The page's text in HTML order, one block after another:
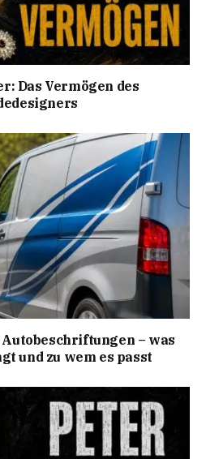
Das Vermögen des
– was
und zu wem es passt